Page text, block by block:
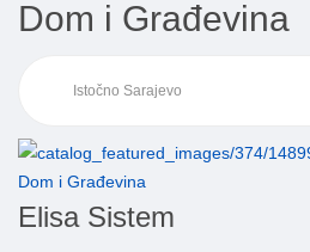
Dom i Građevina
Dom i Građevina
Elisa Sistem